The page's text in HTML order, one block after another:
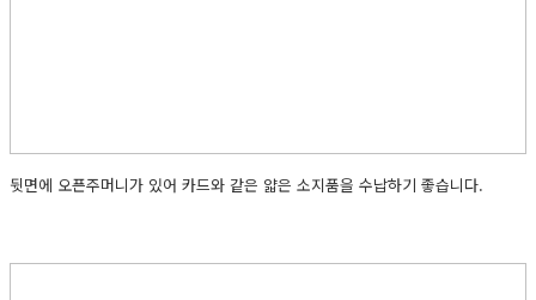
뒷면에 오픈주머니가 있어 카드와 같은 얇은 소지품을 수납하기 좋습니다.